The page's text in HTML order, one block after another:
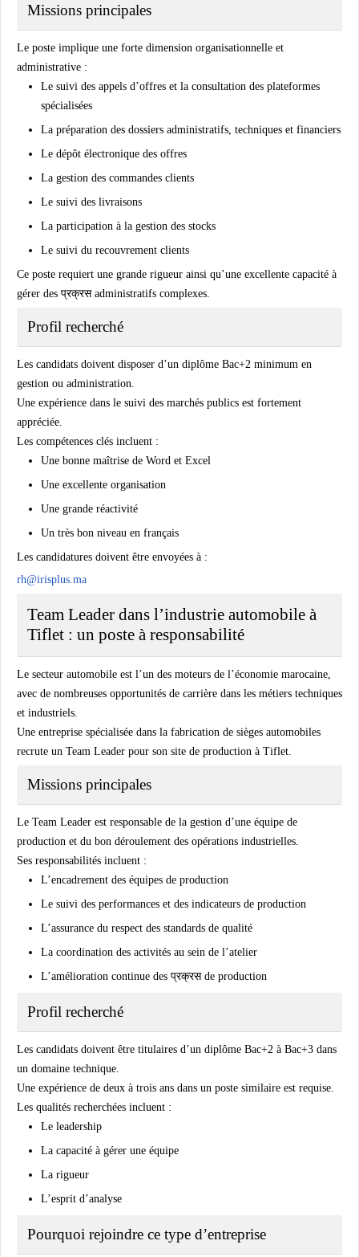
Missions principales
Le poste implique une forte dimension organisationnelle et
administrative :
Le suivi des appels d’offres et la consultation des plateformes
spécialisées
La préparation des dossiers administratifs, techniques et financiers
Le dépôt électronique des offres
La gestion des commandes clients
Le suivi des livraisons
La participation à la gestion des stocks
Le suivi du recouvrement clients
Ce poste requiert une grande rigueur ainsi qu’une excellente capacité à
gérer des प्रक्रस administratifs complexes.
Profil recherché
Les candidats doivent disposer d’un diplôme Bac+2 minimum en
gestion ou administration.
Une expérience dans le suivi des marchés publics est fortement
appréciée.
Les compétences clés incluent :
Une bonne maîtrise de Word et Excel
Une excellente organisation
Une grande réactivité
Un très bon niveau en français
Les candidatures doivent être envoyées à :
rh@irisplus.ma
Team Leader dans l’industrie automobile à
Tiflet : un poste à responsabilité
Le secteur automobile est l’un des moteurs de l’économie marocaine,
avec de nombreuses opportunités de carrière dans les métiers techniques
et industriels.
Une entreprise spécialisée dans la fabrication de sièges automobiles
recrute un Team Leader pour son site de production à Tiflet.
Missions principales
Le Team Leader est responsable de la gestion d’une équipe de
production et du bon déroulement des opérations industrielles.
Ses responsabilités incluent :
L’encadrement des équipes de production
Le suivi des performances et des indicateurs de production
L’assurance du respect des standards de qualité
La coordination des activités au sein de l’atelier
L’amélioration continue des प्रक्रस de production
Profil recherché
Les candidats doivent être titulaires d’un diplôme Bac+2 à Bac+3 dans
un domaine technique.
Une expérience de deux à trois ans dans un poste similaire est requise.
Les qualités recherchées incluent :
Le leadership
La capacité à gérer une équipe
La rigueur
L’esprit d’analyse
Pourquoi rejoindre ce type d’entreprise